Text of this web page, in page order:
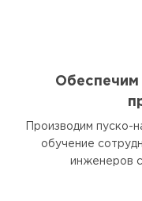
Обеспечим
Производим пуско-
обучение
инженеров